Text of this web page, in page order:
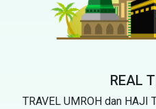
REAL
TRAVEL UMROH dan HAJI